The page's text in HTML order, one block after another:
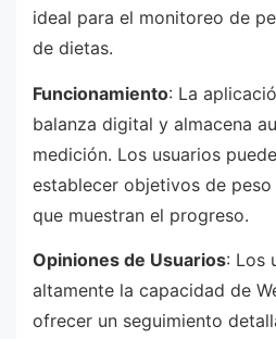
ideal para el monitoreo de
de dietas.
Funcionamiento: La
balanza digital y almacena
medición. Los usuarios
establecer objetivos de
que muestran el progreso.
Opiniones de Usuarios: Los
altamente la capacidad de
ofrecer un seguimiento